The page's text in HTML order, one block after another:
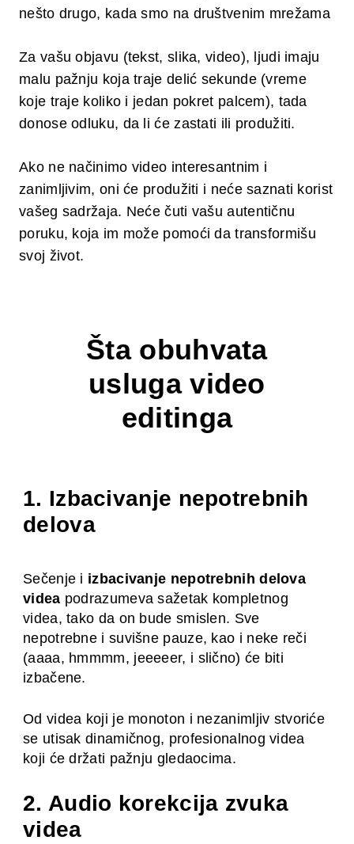
nešto drugo, kada smo na društvenim mrežama
Za vašu objavu (tekst, slika, video), ljudi imaju
malu pažnju koja traje delić sekunde (vreme
koje traje koliko i jedan pokret palcem), tada
donose odluku, da li će zastati ili produžiti.
Ako ne načinimo video interesantnim i
zanimljivim, oni će produžiti i neće saznati korist
vašeg sadržaja. Neće čuti vašu autentičnu
poruku, koja im može pomoći da transformišu
svoj život.
Šta obuhvata
usluga video
editinga
1. Izbacivanje nepotrebnih
delova
Sečenje i izbacivanje nepotrebnih delova
videa podrazumeva sažetak kompletnog
videa, tako da on bude smislen. Sve
nepotrebne i suvišne pauze, kao i neke reči
(aaaa, hmmmm, jeeeeer, i slično) će biti
izbačene.
Od videa koji je monoton i nezanimljiv stvoriće
se utisak dinamičnog, profesionalnog videa
koji će držati pažnju gledaocima.
2. Audio korekcija zvuka
videa